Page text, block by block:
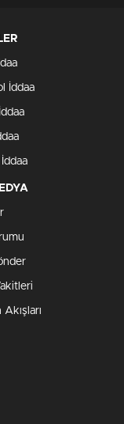
bir altın
(ETİD)
açıkladı.
ile yılbaşı
damga vuracak.
Tercih
en hareketli